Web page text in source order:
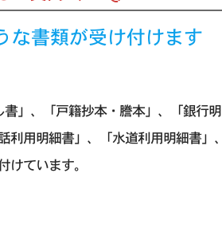
書類が受け付けます
」、「戸籍抄本・謄本」、「銀行明
用明細書」、「水道利用明細書」、
ています。